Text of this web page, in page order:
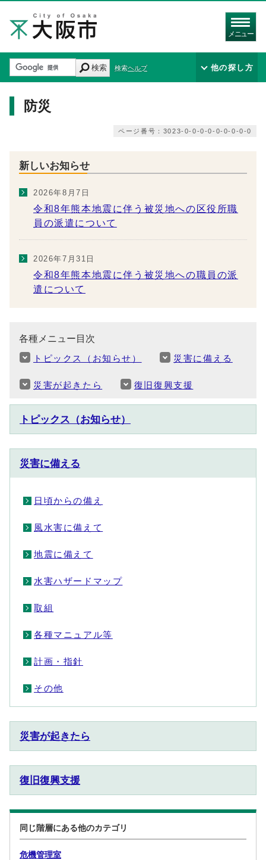
メニュー
検索 検索ヘルプ 他の探し方
防災
ページ番号：3023-0-0-0-0-0-0-0-0-0
新しいお知らせ
2026年8月7日
令和8年熊本地震に伴う被災地への区役所職
員の派遣について
2026年7月31日
令和8年熊本地震に伴う被災地への職員の派
遣について
各種メニュー目次
トピックス（お知らせ） 災害に備える
災害が起きたら 復旧復興支援
トピックス（お知らせ）
災害に備える
日頃からの備え
風水害に備えて
地震に備えて
水害ハザードマップ
取組
各種マニュアル等
計画・指針
その他
災害が起きたら
復旧復興支援
同じ階層にある他のカテゴリ
危機管理室